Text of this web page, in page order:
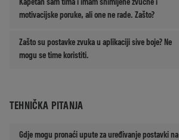
motivacijske poruke, ali one ne rade. Zašto?
Zašto su postavke zvuka u aplikaciji sive boje? Ne
mogu se time koristiti.
TEHNIČKA PITANJA
Gdje mogu pronaći upute za uređivanje postavki na